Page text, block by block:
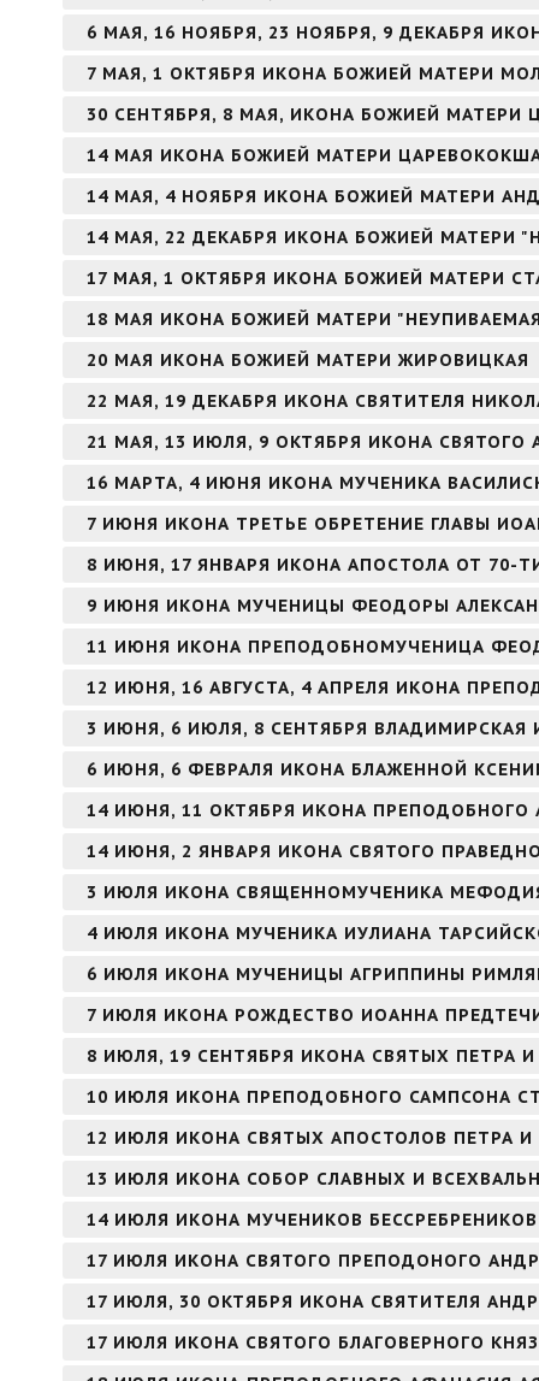
6 МАЯ, 16 НОЯБРЯ, 23 НОЯБРЯ, 9 ДЕКАБРЯ
7 МАЯ, 1 ОКТЯБРЯ ИКОНА БОЖИЕЙ МАТЕРИ
30 СЕНТЯБРЯ, 8 МАЯ, ИКОНА БОЖИЕЙ МАТЕРИ
14 МАЯ ИКОНА БОЖИЕЙ МАТЕРИ
14 МАЯ, 4 НОЯБРЯ ИКОНА БОЖИЕЙ МАТЕРИ
14 МАЯ, 22 ДЕКАБРЯ ИКОНА БОЖИЕЙ МАТЕРИ
17 МАЯ, 1 ОКТЯБРЯ ИКОНА БОЖИЕЙ МАТЕРИ
18 МАЯ ИКОНА БОЖИЕЙ МАТЕРИ
20 МАЯ ИКОНА БОЖИЕЙ МАТЕРИ ЖИРОВИЦКАЯ
22 МАЯ, 19 ДЕКАБРЯ ИКОНА СВЯТИТЕЛЯ
21 МАЯ, 13 ИЮЛЯ, 9 ОКТЯБРЯ ИКОНА
16 МАРТА, 4 ИЮНЯ ИКОНА МУЧЕНИКА
7 ИЮНЯ ИКОНА ТРЕТЬЕ ОБРЕТЕНИЕ ГЛАВЫ
8 ИЮНЯ, 17 ЯНВАРЯ ИКОНА АПОСТОЛА ОТ 70-
9 ИЮНЯ ИКОНА МУЧЕНИЦЫ ФЕОДОРЫ
11 ИЮНЯ ИКОНА ПРЕПОДОБНОМУЧЕНИЦА
12 ИЮНЯ, 16 АВГУСТА, 4 АПРЕЛЯ ИКОНА
3 ИЮНЯ, 6 ИЮЛЯ, 8 СЕНТЯБРЯ
6 ИЮНЯ, 6 ФЕВРАЛЯ ИКОНА БЛАЖЕННОЙ
14 ИЮНЯ, 11 ОКТЯБРЯ ИКОНА ПРЕПОДОБНОГО
14 ИЮНЯ, 2 ЯНВАРЯ ИКОНА СВЯТОГО
3 ИЮЛЯ ИКОНА СВЯЩЕННОМУЧЕНИКА
4 ИЮЛЯ ИКОНА МУЧЕНИКА ИУЛИАНА
6 ИЮЛЯ ИКОНА МУЧЕНИЦЫ АГРИППИНЫ
7 ИЮЛЯ ИКОНА РОЖДЕСТВО ИОАННА
8 ИЮЛЯ, 19 СЕНТЯБРЯ ИКОНА СВЯТЫХ ПЕТРА
10 ИЮЛЯ ИКОНА ПРЕПОДОБНОГО САМПСОНА
12 ИЮЛЯ ИКОНА СВЯТЫХ АПОСТОЛОВ ПЕТРА И
13 ИЮЛЯ ИКОНА СОБОР СЛАВНЫХ И
14 ИЮЛЯ ИКОНА МУЧЕНИКОВ
17 ИЮЛЯ ИКОНА СВЯТОГО ПРЕПОДОНОГО
17 ИЮЛЯ, 30 ОКТЯБРЯ ИКОНА СВЯТИТЕЛЯ
17 ИЮЛЯ ИКОНА СВЯТОГО БЛАГОВЕРНОГО